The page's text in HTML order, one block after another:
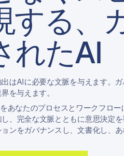
する、
れたAI
はAIに必要な文脈を与えます。
を与えます。
あなたのプロセスとワークフロ
、完全な文脈とともに意思決定
ンをガバナンスし、文書化し、